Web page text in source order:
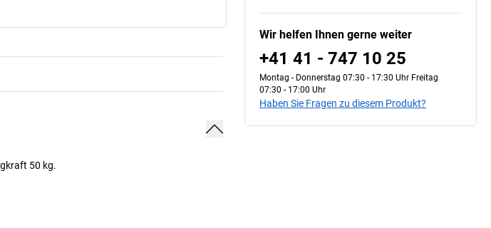
50 kg.
Wir helfen Ihnen gerne weiter
+41 41 - 747 10 25
Montag - Donnerstag 07:30 - 17:30 Uhr Freitag
07:30 - 17:00 Uhr
Haben Sie Fragen zu diesem Produkt?